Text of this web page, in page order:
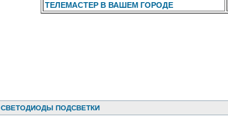
ТЕЛЕМАСТЕР В ВАШЕМ ГОРОДЕ
СВЕТОДИОДЫ ПОДСВЕТКИ